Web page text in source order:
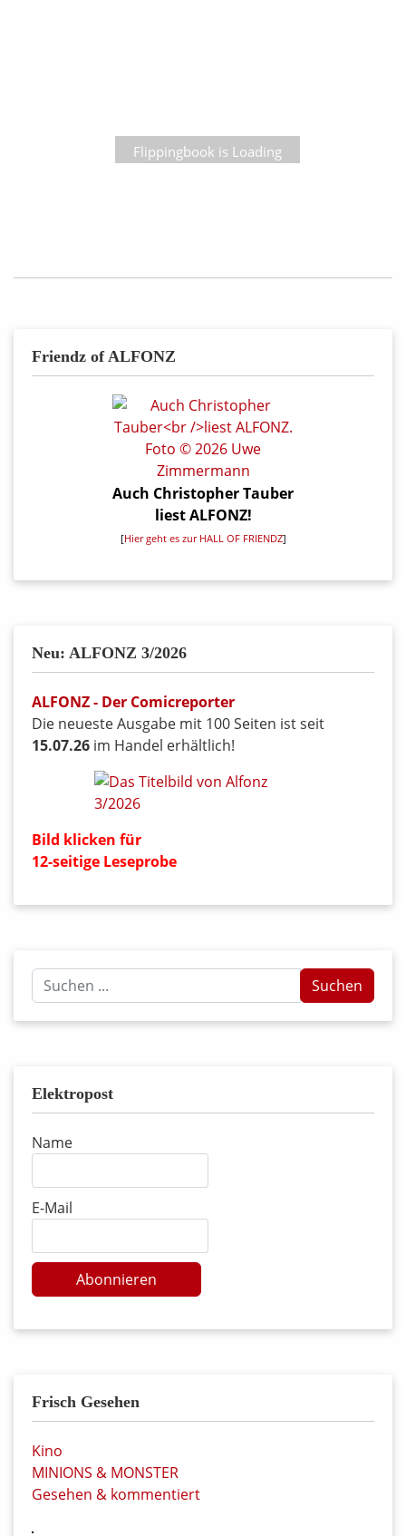
Flippingbook is Loading
Friendz of ALFONZ
Auch Christopher Tauber
liest ALFONZ!
[Hier geht es zur HALL OF FRIENDZ]
Neu: ALFONZ 3/2026
ALFONZ - Der Comicreporter
Die neueste Ausgabe mit 100 Seiten ist seit
15.07.26 im Handel erhältlich!
Bild klicken für
12-seitige Leseprobe
Suchen
...
Suchen
Elektropost
Name
E-Mail
Abonnieren
Frisch Gesehen
Kino
MINIONS & MONSTER
Gesehen & kommentiert